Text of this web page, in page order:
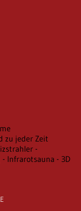
zu jeder Zeit
-
Infrarotsauna - 3D